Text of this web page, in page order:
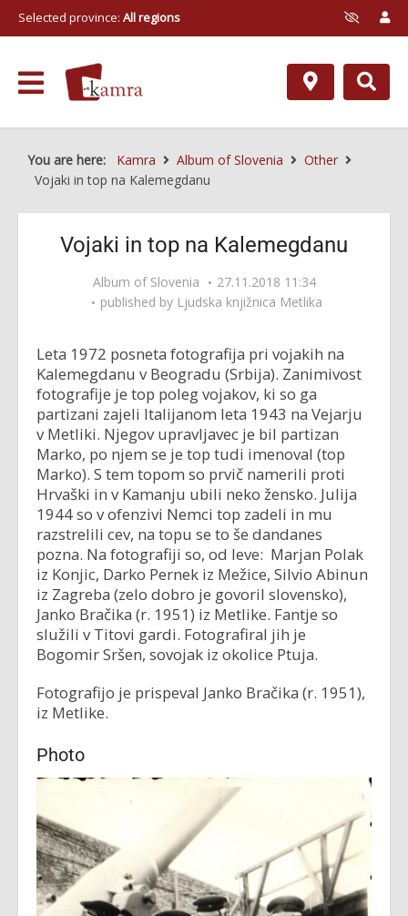
Selected province: All regions
You are here: Kamra Album of Slovenia
Other
Vojaki in top na Kalemegdanu
Vojaki in top na Kalemegdanu
Album of Slovenia
27.11.2018 11:34
published by Ljudska knjižnica Metlika
Leta 1972 posneta fotografija pri vojakih na
Kalemegdanu v Beogradu (Srbija). Zanimivost
fotografije je top poleg vojakov, ki so ga
partizani zajeli Italijanom leta 1943 na Vejarju
v Metliki. Njegov upravljavec je bil partizan
Marko, po njem se je top tudi imenoval (top
Marko). S tem topom so prvič namerili proti
Hrvaški in v Kamanju ubili neko žensko. Julija
1944 so v ofenzivi Nemci top zadeli in mu
razstrelili cev, na topu se to še dandanes
pozna. Na fotografiji so, od leve: Marjan Polak
iz Konjic, Darko Pernek iz Mežice, Silvio Abinun
iz Zagreba (zelo dobro je govoril slovensko),
Janko Bračika (r. 1951) iz Metlike. Fantje so
služili v Titovi gardi. Fotografiral jih je
Bogomir Sršen, sovojak iz okolice Ptuja.
Fotografijo je prispeval Janko Bračika (r. 1951),
iz Metlike.
Photo